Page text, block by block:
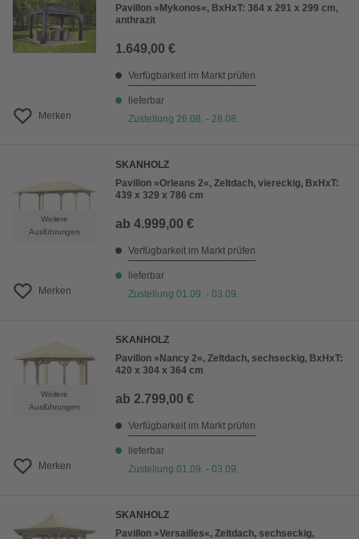
Merken
Pavillon »Mykonos«, BxHxT: 364 x 291 x 299 cm,
anthrazit
1.649,00 €
Verfügbarkeit im Markt prüfen
lieferbar
Zustellung 26.08. - 28.08.
Weitere
Ausführungen
Merken
SKANHOLZ
Pavillon »Orleans 2«, Zeltdach, viereckig, BxHxT:
439 x 329 x 786 cm
ab 4.999,00 €
Verfügbarkeit im Markt prüfen
lieferbar
Zustellung 01.09. - 03.09.
Weitere
Ausführungen
Merken
SKANHOLZ
Pavillon »Nancy 2«, Zeltdach, sechseckig, BxHxT:
420 x 304 x 364 cm
ab 2.799,00 €
Verfügbarkeit im Markt prüfen
lieferbar
Zustellung 01.09. - 03.09.
SKANHOLZ
Pavillon »Versailles«, Zeltdach, sechseckig,